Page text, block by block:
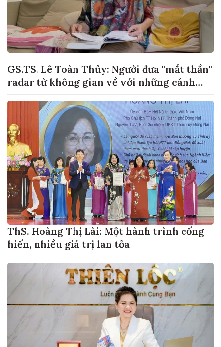
GS.TS. Lê Toàn Thủy: Người đưa "mắt thần"
radar từ không gian về với những cánh
ThS. Hoàng Thị Lài: Một hành trình cống
hiến, nhiều giá trị lan tỏa